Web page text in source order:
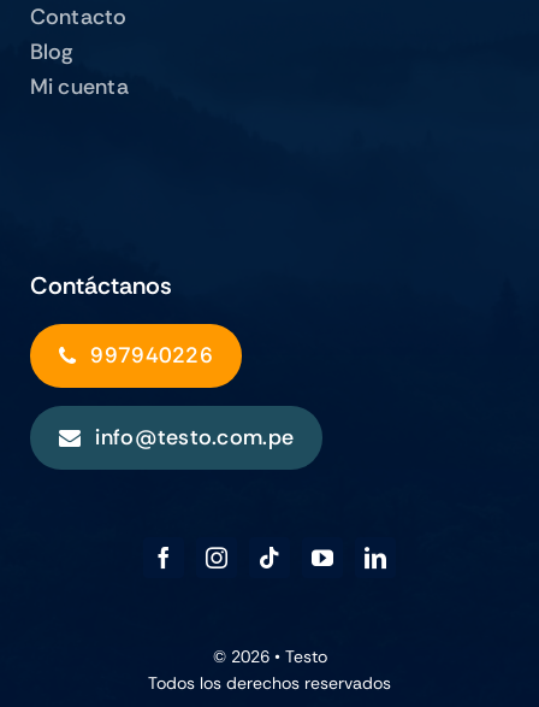
Contacto
Blog
Mi cuenta
Contáctanos
997940226
info@testo.com.pe
© 2026 • Testo
Todos los derechos reservados